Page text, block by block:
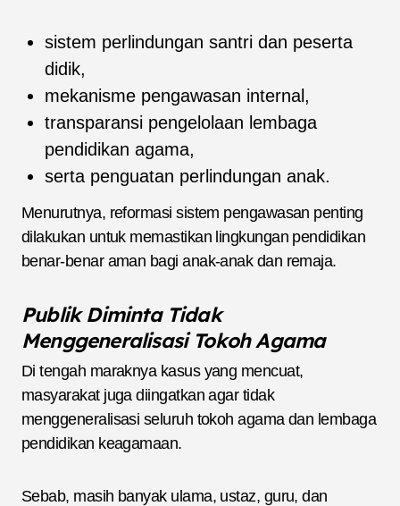
sistem perlindungan santri dan peserta
didik,
mekanisme pengawasan internal,
transparansi pengelolaan lembaga
pendidikan agama,
serta penguatan perlindungan anak.
Menurutnya, reformasi sistem pengawasan penting
dilakukan untuk memastikan lingkungan pendidikan
benar-benar aman bagi anak-anak dan remaja.
Publik Diminta Tidak
Menggeneralisasi Tokoh Agama
Di tengah maraknya kasus yang mencuat,
masyarakat juga diingatkan agar tidak
menggeneralisasi seluruh tokoh agama dan lembaga
pendidikan keagamaan.
Sebab, masih banyak ulama, ustaz, guru, dan